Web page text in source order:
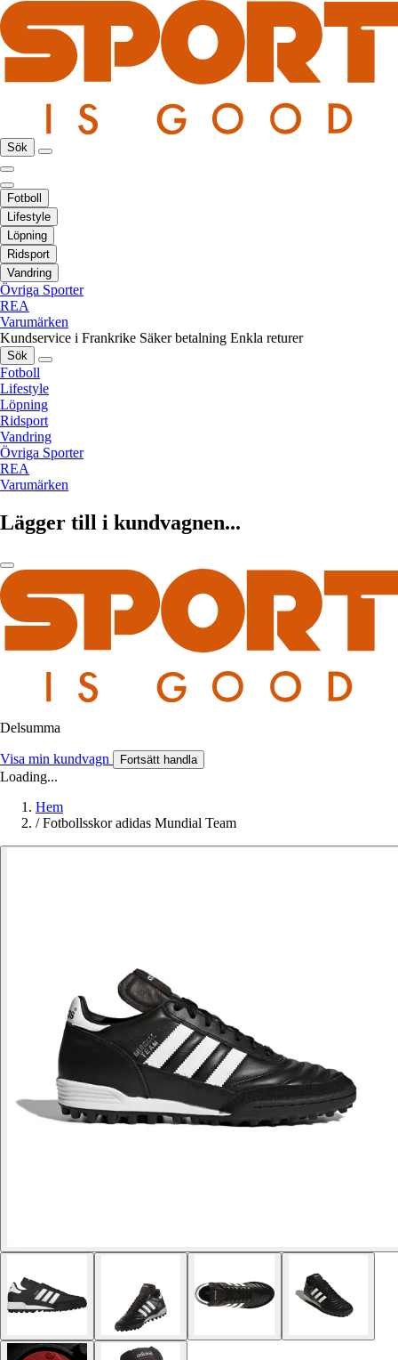
Sök
Fotboll
Lifestyle
Löpning
Ridsport
Vandring
Övriga Sporter
REA
Varumärken
Kundservice i Frankrike Säker betalning Enkla returer
Sök
Fotboll
Lifestyle
Löpning
Ridsport
Vandring
Övriga Sporter
REA
Varumärken
Lägger till i kundvagnen...
Delsumma
Visa min kundvagn Fortsätt handla
Loading...
Hem
/ Fotbollsskor adidas Mundial Team